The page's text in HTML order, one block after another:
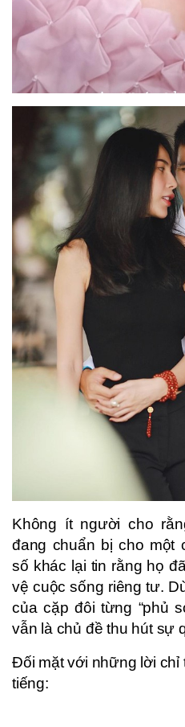
Không ít người cho
đang chuẩn bị cho một
số khác lại tin rằng họ
vệ cuộc sống riêng tư.
của cặp đôi từng “phủ
vẫn là chủ đề thu hút sự
Đối mặt với những lời chỉ
tiếng: